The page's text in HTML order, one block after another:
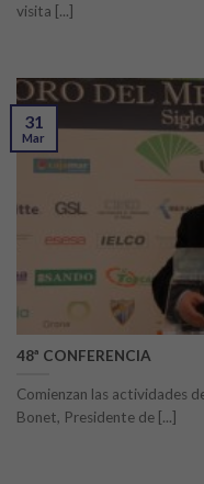
visita [...]
48ª CONFERENCIA
Comienzan las actividades
Bonet, Presidente de [...]
31
Mar